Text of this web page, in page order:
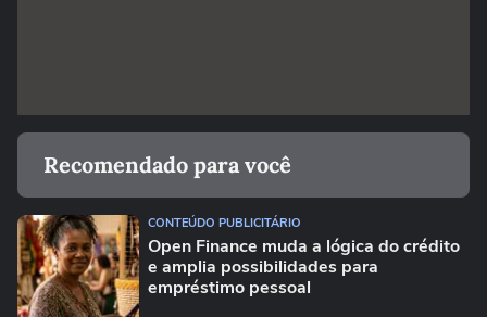
Recomendado para você
CONTEÚDO PUBLICITÁRIO
Open Finance muda a lógica do crédito
e amplia possibilidades para
empréstimo pessoal